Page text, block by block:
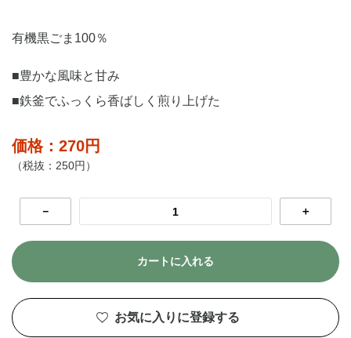
有機黒ごま100％
■豊かな風味と甘み
■鉄釜でふっくら香ばしく煎り上げた
価格：270円
（税抜：250円）
－ ＋
カートに入れる
お気に入りに登録する